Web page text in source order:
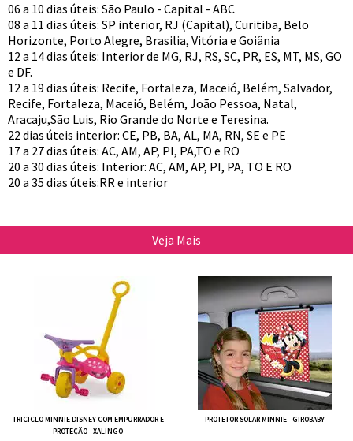
06 a 10 dias úteis: São Paulo - Capital - ABC
08 a 11 dias úteis: SP interior, RJ (Capital), Curitiba, Belo
Horizonte, Porto Alegre, Brasilia, Vitória e Goiânia
12 a 14 dias úteis: Interior de MG, RJ, RS, SC, PR, ES, MT, MS, GO
e DF.
12 a 19 dias úteis: Recife, Fortaleza, Maceió, Belém, Salvador,
Recife, Fortaleza, Maceió, Belém, João Pessoa, Natal,
Aracaju,São Luis, Rio Grande do Norte e Teresina.
22 dias úteis interior: CE, PB, BA, AL, MA, RN, SE e PE
17 a 27 dias úteis: AC, AM, AP, PI, PA,TO e RO
20 a 30 dias úteis: Interior: AC, AM, AP, PI, PA, TO E RO
20 a 35 dias úteis:RR e interior
Veja Mais
TRICICLO MINNIE DISNEY COM EMPURRADOR E
PROTEÇÃO - XALINGO
PROTETOR SOLAR MINNIE - GIROBABY